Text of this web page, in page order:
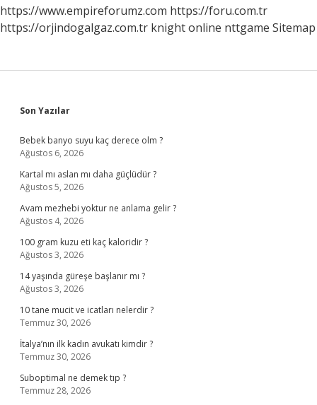
https://www.empireforumz.com https://foru.com.tr
https://orjindogalgaz.com.tr knight online nttgame Sitemap
Sidebar
Son Yazılar
Bebek banyo suyu kaç derece olm ?
Ağustos 6, 2026
Kartal mı aslan mı daha güçlüdür ?
Ağustos 5, 2026
Avam mezhebi yoktur ne anlama gelir ?
Ağustos 4, 2026
100 gram kuzu eti kaç kaloridir ?
Ağustos 3, 2026
14 yaşında güreşe başlanır mı ?
Ağustos 3, 2026
10 tane mucit ve icatları nelerdir ?
Temmuz 30, 2026
İtalya’nın ilk kadın avukatı kimdir ?
Temmuz 30, 2026
Suboptimal ne demek tıp ?
Temmuz 28, 2026